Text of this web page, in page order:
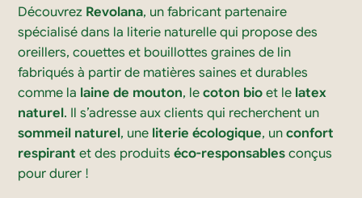
Découvrez Revolana, un fabricant partenaire
spécialisé dans la literie naturelle qui propose des
oreillers, couettes et bouillottes graines de lin
fabriqués à partir de matières saines et durables
comme la laine de mouton, lecoton bio et le latex
naturel. Il s’adresse aux clients qui recherchent un
sommeil naturel, une literie écologique, unconfort
respirant et des produitséco-responsables conçus
pour durer !